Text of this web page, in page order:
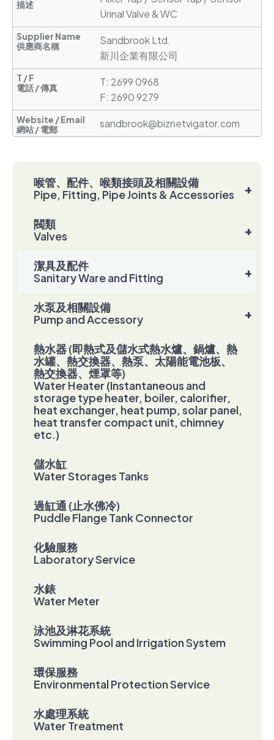
+
喉管、配件、喉類接頭及相關設備
Pipe, Fitting, Pipe Joints & Accessories
+
閥類
Valves
+
潔具及配件
Sanitary Ware and Fitting
+
水泵及相關設備
Pump and Accessory
熱水器 (即熱式及儲水式熱水爐、鍋爐、熱
水罐、熱交換器、熱泵、太陽能電池板、
熱交換器、煙罩等)
Water Heater (Instantaneous and
storage type heater, boiler, calorifier,
heat exchanger, heat pump, solar panel,
heat transfer compact unit, chimney
etc.)
儲水缸
Water Storages Tanks
過缸通 (止水佛冷)
Puddle Flange Tank Connector
化驗服務
Laboratory Service
水錶
Water Meter
泳池及淋花系統
Swimming Pool and Irrigation System
環保服務
Environmental Protection Service
水處理系統
Water Treatment
Urinal Valve & WC
Sandbrook Ltd.
新川企業有限公司
T: 2699 0968
F: 2690 9279
sandbrook@biznetvigator.com